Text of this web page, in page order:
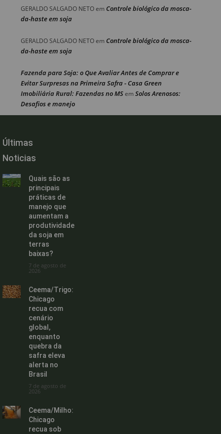
GERALDO SALGADO NETOem Controle biológico da mosca-
da-haste em soja
GERALDO SALGADO NETOem Controle biológico da mosca-
da-haste em soja
Fazenda para Soja: o Que Avaliar Antes de Comprar e
Evitar Surpresas na Primeira Safra - Casa Green
Imobiliária Rural: Fazendas no MSem Solos Arenosos:
Desafios e manejo
Últimas
Noticias
Quais são as
principais
práticas de
manejo que
aumentam a
produtividade
da soja em
terras
baixas?
7 de agosto de
2026
Ceema/Trigo:
Chicago
recua com
cenário
global,
enquanto
quebra da
safra eleva
alerta no
Brasil
7 de agosto de
2026
Ceema/Milho:
Chicago
recua sob